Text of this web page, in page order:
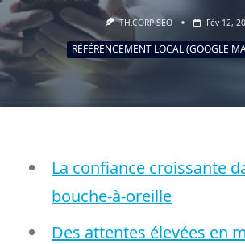
TH.CORP SEO Fév 12,
RÉFÉRENCEMENT LOCAL (GOOGLE
La confiance croissante
bouche-à-oreille
Des attentes élevées en